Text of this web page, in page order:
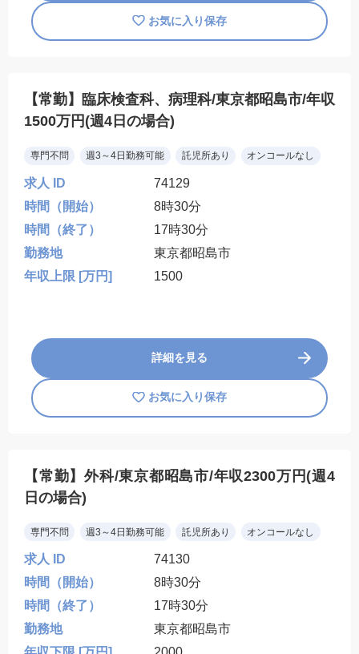
お気に入り保存
【常勤】臨床検査科、病理科/東京都昭島市/年収
1500万円(週4日の場合)
専門不問 週3～4日勤務可能 託児所あり オンコールなし
求人 ID
74129
時間（開始）
8時30分
時間（終了）
17時30分
勤務地
東京都昭島市
年収上限 [万円]
1500
詳細を見る
お気に入り保存
【常勤】外科/東京都昭島市/年収2300万円(週4
日の場合)
専門不問 週3～4日勤務可能 託児所あり オンコールなし
求人 ID
74130
時間（開始）
8時30分
時間（終了）
17時30分
勤務地
東京都昭島市